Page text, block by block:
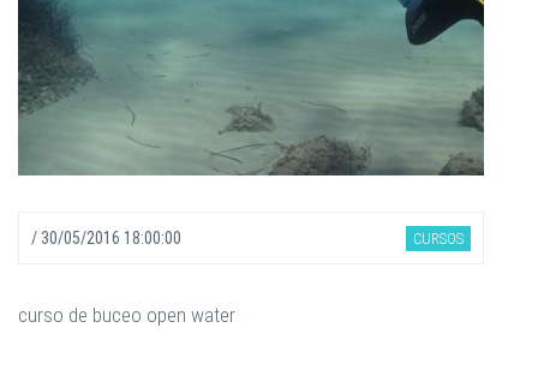
/ 30/05/2016 18:00:00 CURSOS
curso de buceo open water